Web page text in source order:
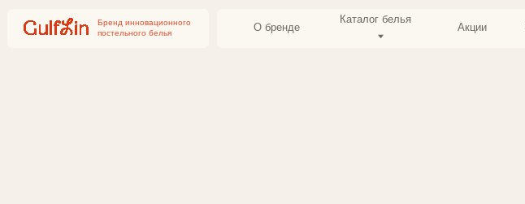
Бренд инновационного
постельного белья
О бренде
Каталог белья
Акции FAQ